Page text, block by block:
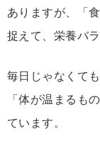
あり ますが、「
捉 えて、 栄養バ
毎日 じゃ なく て も
「体が温まる もの
てい ます。